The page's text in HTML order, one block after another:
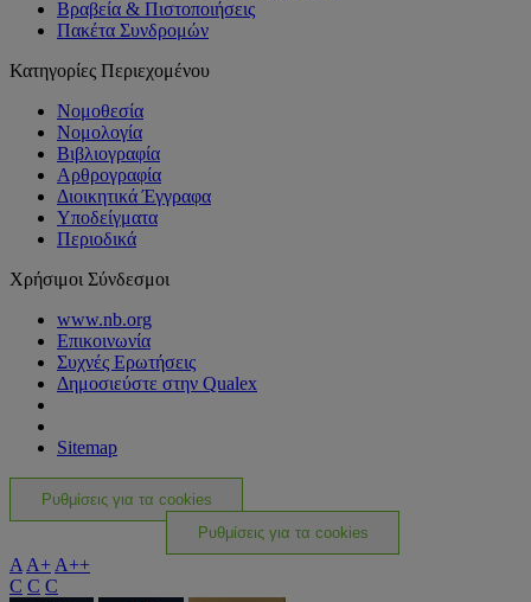
Βραβεία & Πιστοποιήσεις
Πακέτα Συνδρομών
Κατηγορίες Περιεχομένου
Νομοθεσία
Νομολογία
Βιβλιογραφία
Αρθρογραφία
Διοικητικά Έγγραφα
Υποδείγματα
Περιοδικά
Χρήσιμοι Σύνδεσμοι
www.nb.org
Επικοινωνία
Συχνές Ερωτήσεις
Δημοσιεύστε στην Qualex
Sitemap
Ρυθμίσεις για τα cookies
Ρυθμίσεις για τα cookies
AA+A++
C C C